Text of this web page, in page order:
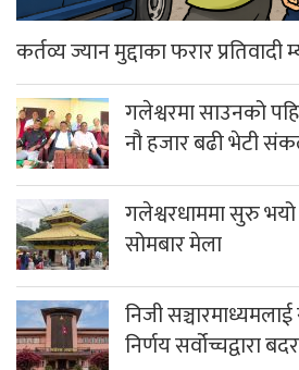
कर्तव्य ज्यान मुद्दाका फरार प्रतिवादी
गलेश्वरमा साउनको
नौ हजार बढी भेटी
गलेश्वरधाममा सुरु
सोमबार मेला
निजी
निर्णय सर्वोच्चद्वारा बदर